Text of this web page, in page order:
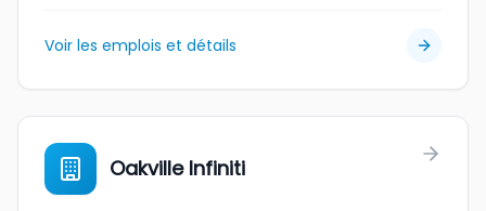
Voir les emplois et détails
Oakville Infiniti